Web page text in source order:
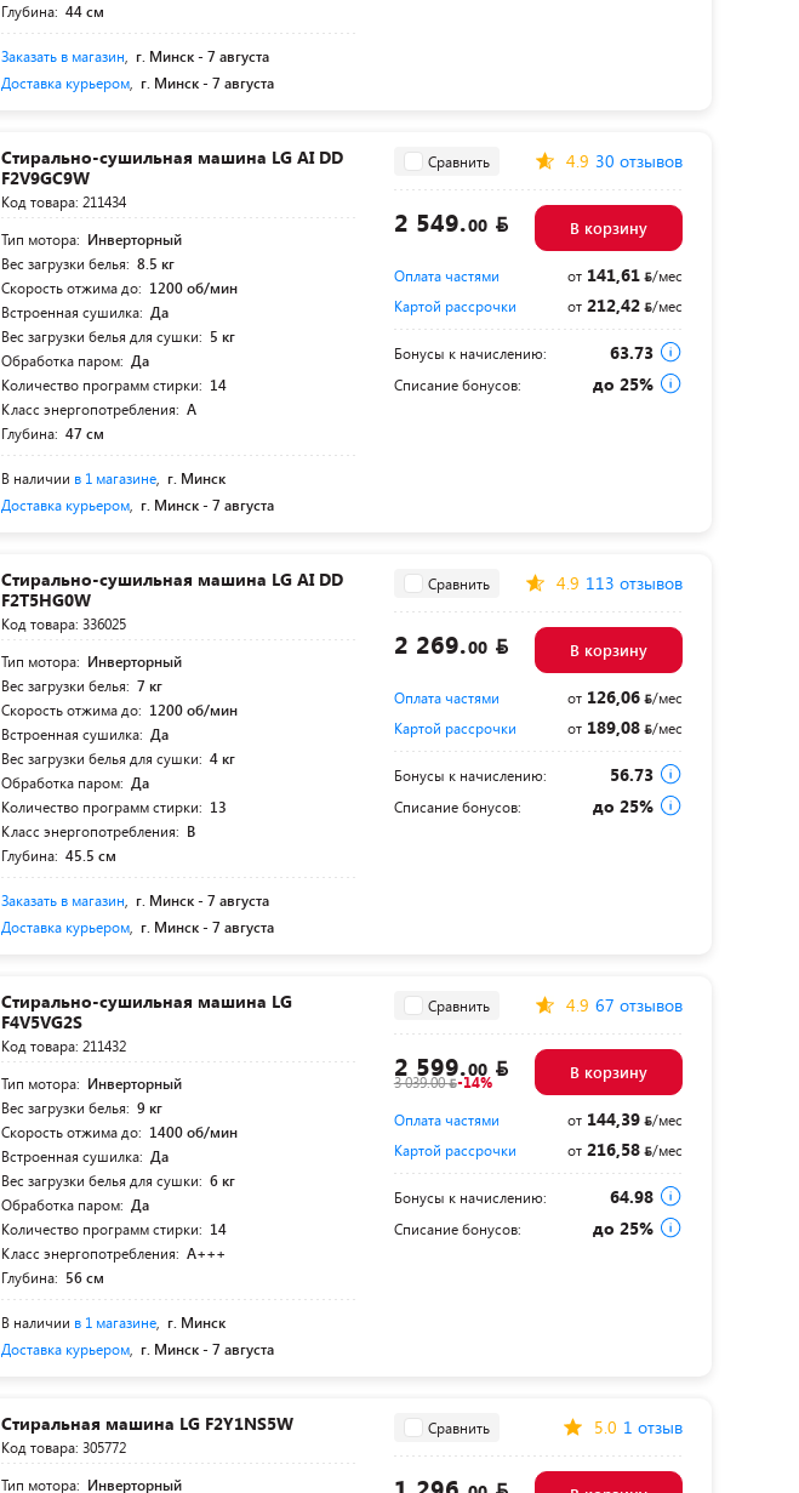
Глубина: 44 см
Заказать в магазин, г. Минск -7 августа
Доставка курьером, г. Минск -7 августа
Стирально-сушильная машина LG AI DD
F2V9GC9W
Код товара: 211434
Тип мотора: Инверторный
Вес загрузки белья: 8.5 кг
Скорость отжима до: 1200 об/мин
Встроенная сушилка: Да
Вес загрузки белья для сушки: 5 кг
Обработка паром: Да
Количество программ стирки: 14
Класс энергопотребления: A
Глубина: 47 см
В наличии в 1 магазине, г. Минск
Доставка курьером, г. Минск -7 августа
Сравнить 4.9 30 отзывов
2 549.00 В корзину
Оплата частями от141,61
/мес
Картой рассрочки
от212,42 /мес
Бонусы к начислению: 63.73
Списание бонусов: до 25%
Стирально-сушильная машина LG AI DD
F2T5HG0W
Код товара: 336025
Тип мотора: Инверторный
Вес загрузки белья: 7 кг
Скорость отжима до: 1200 об/мин
Встроенная сушилка: Да
Вес загрузки белья для сушки: 4 кг
Обработка паром: Да
Количество программ стирки: 13
Класс энергопотребления: B
Глубина: 45.5 см
Заказать в магазин, г. Минск -7 августа
Доставка курьером, г. Минск -7 августа
Сравнить 4.9 113 отзывов
2 269.00 В корзину
Оплата частями от126,06
/мес
Картой рассрочки
от189,08 /мес
Бонусы к начислению: 56.73
Списание бонусов: до 25%
Стирально-сушильная машина LG
F4V5VG2S
Код товара: 211432
Тип мотора: Инверторный
Вес загрузки белья: 9 кг
Скорость отжима до: 1400 об/мин
Встроенная сушилка: Да
Вес загрузки белья для сушки: 6 кг
Обработка паром: Да
Количество программ стирки: 14
Класс энергопотребления: A+++
Глубина: 56 см
В наличии в 1 магазине, г. Минск
Доставка курьером, г. Минск -7 августа
Сравнить 4.9 67 отзывов
2 599.00
3 039.00 -14% В корзину
Оплата частями от144,39
/мес
Картой рассрочки
от216,58 /мес
Бонусы к начислению: 64.98
Списание бонусов: до 25%
Стиральная машина LG F2Y1NS5W
Код товара: 305772
Тип мотора: Инверторный
Сравнить 5.0 1 отзыв